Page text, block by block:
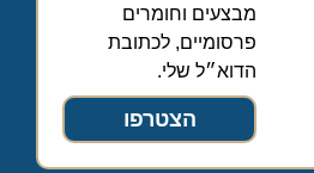
מבצעים וחומרים
פרסומיים, לכתובת
הדוא״ל שלי.
הצטרפו